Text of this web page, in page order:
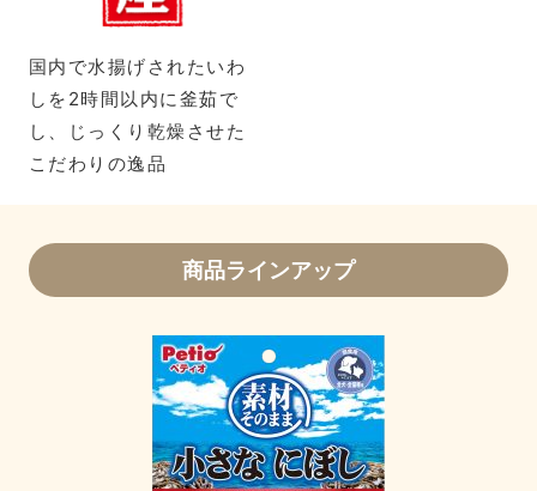
国内で水揚げされたいわ
しを2時間以内に釜茹で
し、じっくり乾燥させた
こだわりの逸品
商品ラインアップ